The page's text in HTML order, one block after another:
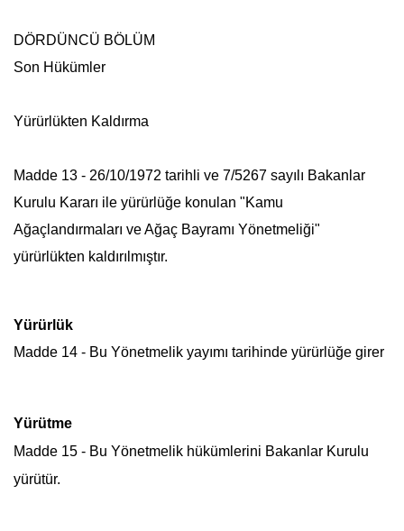
DÖRDÜNCÜ BÖLÜM
Son Hükümler
Yürürlükten Kaldırma
Madde 13 - 26/10/1972 tarihli ve 7/5267 sayılı Bakanlar
Kurulu Kararı ile yürürlüğe konulan "Kamu
Ağaçlandırmaları ve Ağaç Bayramı Yönetmeliği"
yürürlükten kaldırılmıştır.
Yürürlük
Madde 14 - Bu Yönetmelik yayımı tarihinde yürürlüğe girer
Yürütme
Madde 15 - Bu Yönetmelik hükümlerini Bakanlar Kurulu
yürütür.